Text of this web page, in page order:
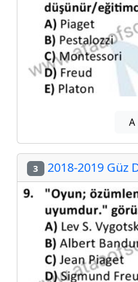
A
3 2018-2019 Güz